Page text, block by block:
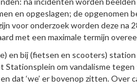
en opgeslagen; de opgenomen
voor onderzoek worden deze na
met een maximale termijn
en bij (fietsen en scooters)
om vandalisme
dat ‘we’ er bovenop zitten. Over